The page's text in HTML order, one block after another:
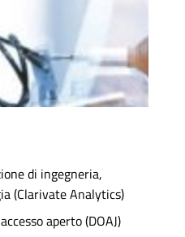
di ingegneria,
(Clarivate Analytics)
aperto (DOAJ)